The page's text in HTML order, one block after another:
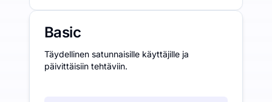
Basic
Täydellinen satunnaisille käyttäjille ja
päivittäisiin tehtäviin.